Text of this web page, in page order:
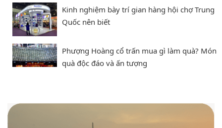
Kinh nghiệm bày trí gian hàng hội chợ Trung
Quốc nên biết
Phượng Hoàng cổ trấn mua gì làm quà? Món
quà độc đáo và ấn tượng